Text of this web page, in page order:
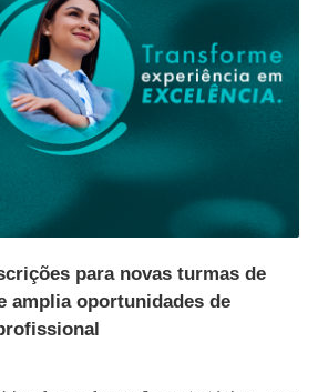
para novas turmas de
amplia oportunidades de